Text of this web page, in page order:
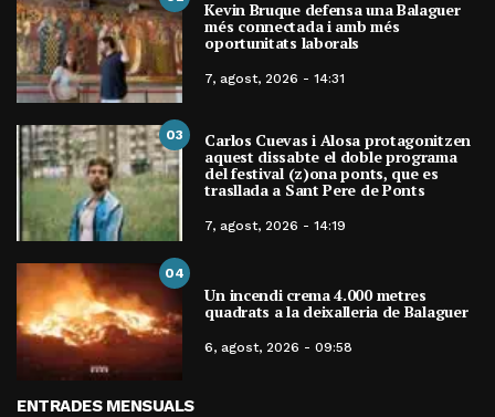
Kevin Bruque defensa una Balaguer
més connectada i amb més
oportunitats laborals
7, agost, 2026 - 14:31
03 Carlos Cuevas i Alosa protagonitzen
aquest dissabte el doble programa
del festival (z)ona ponts, que es
trasllada a Sant Pere de Ponts
7, agost, 2026 - 14:19
04
Un incendi crema 4.000 metres
quadrats a la deixalleria de Balaguer
6, agost, 2026 - 09:58
ENTRADES MENSUALS